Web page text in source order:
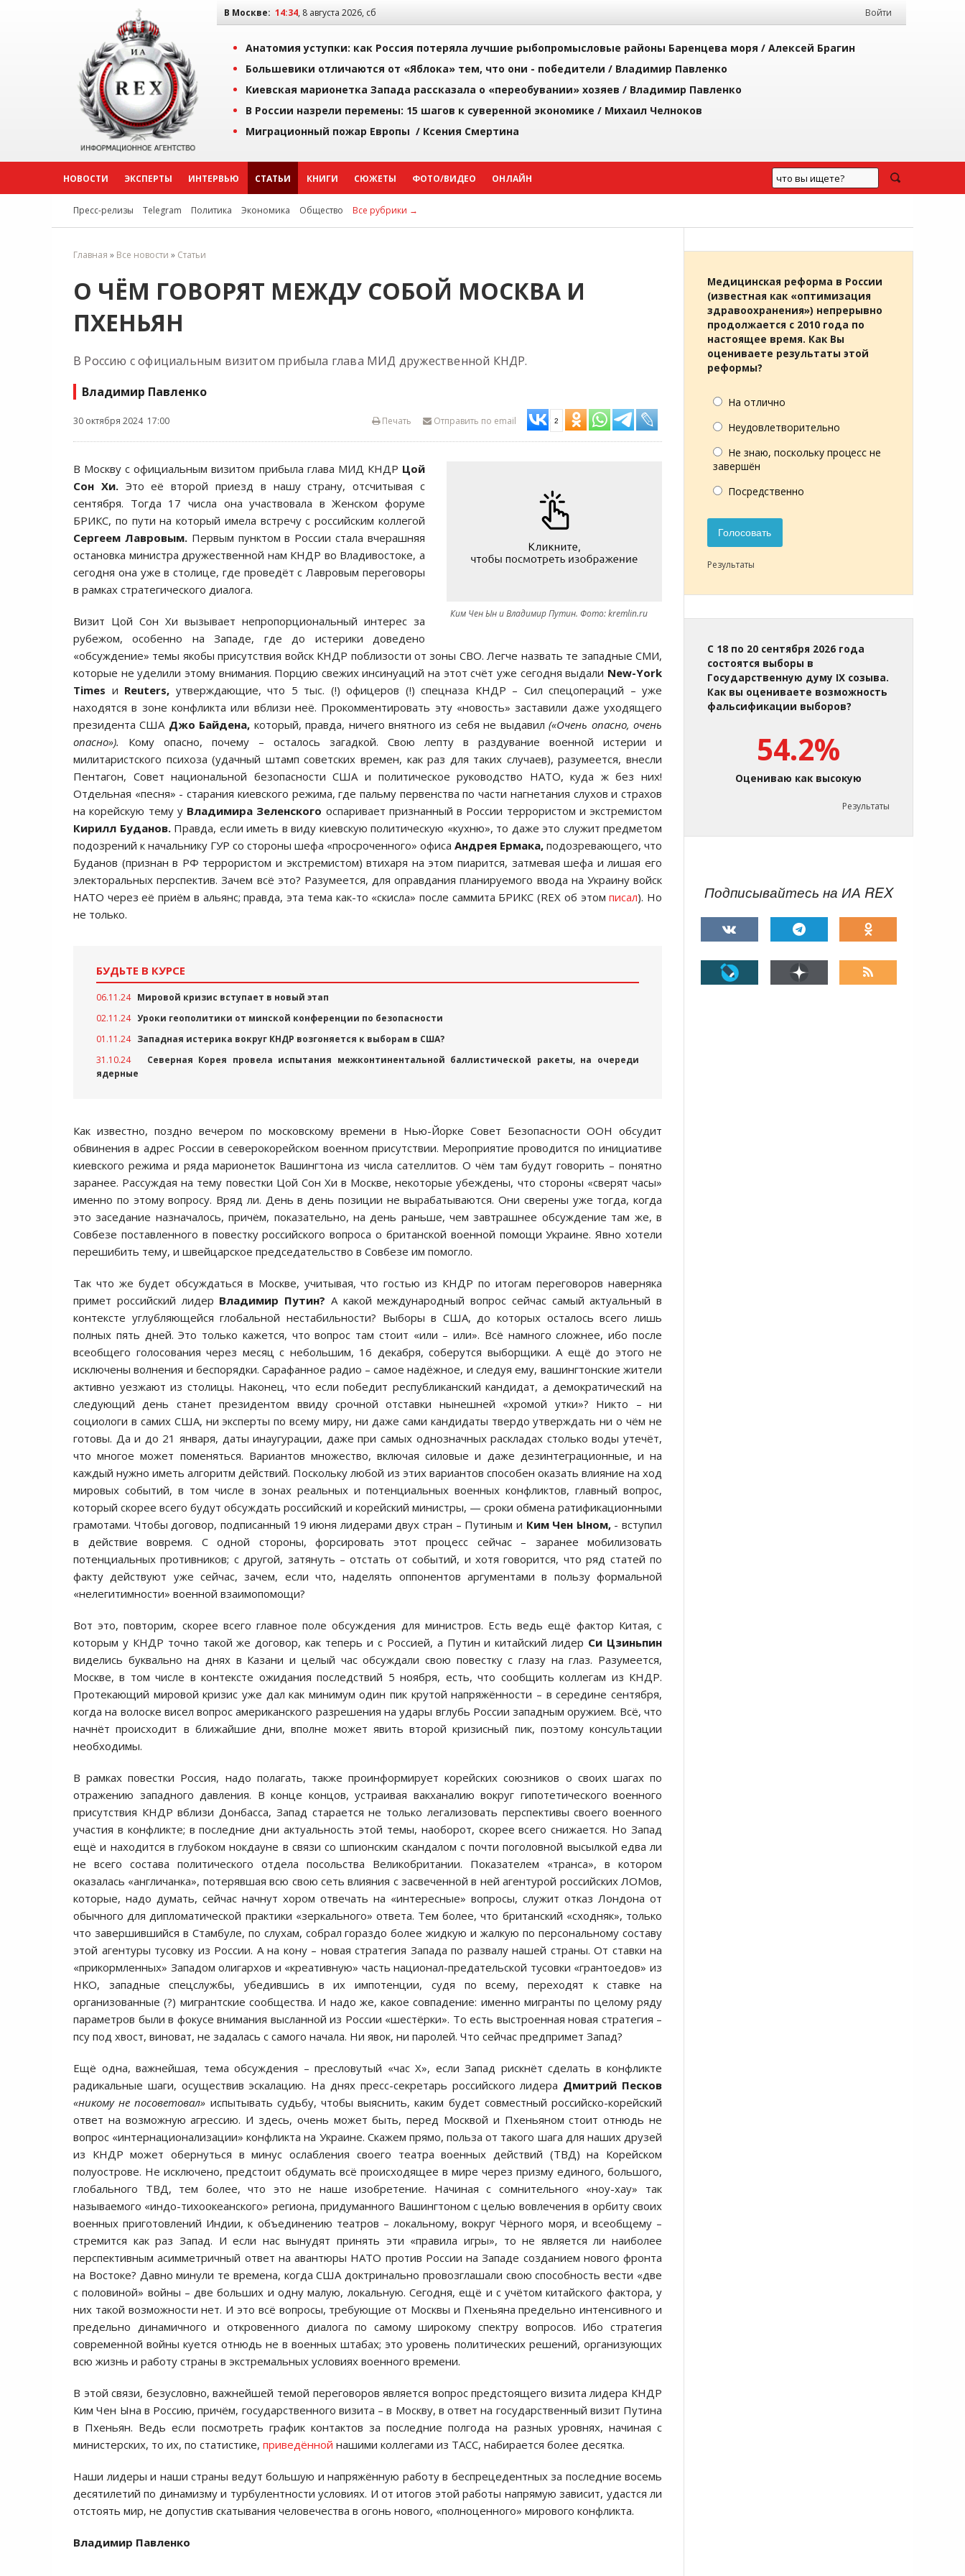
В Москве: 14:34, 8 августа 2026, сб Войти
Анатомия уступки: как Россия потеряла лучшие рыбопромысловые районы Баренцева моря / Алексей Брагин
Большевики отличаются от «Яблока» тем, что они - победители / Владимир Павленко
Киевская марионетка Запада рассказала о «переобувании» хозяев / Владимир Павленко
В России назрели перемены: 15 шагов к суверенной экономике / Михаил Челноков
Миграционный пожар Европы / Ксения Смертина
НОВОСТИ ЭКСПЕРТЫ ИНТЕРВЬЮ СТАТЬИ КНИГИ СЮЖЕТЫ ФОТО/ВИДЕО ОНЛАЙН
Пресс-релизы Telegram Политика Экономика Общество Все рубрики →
Главная » Все новости » Статьи
О ЧЁМ ГОВОРЯТ МЕЖДУ СОБОЙ МОСКВА И
ПХЕНЬЯН
В Россию с официальным визитом прибыла глава МИД дружественной КНДР.
Владимир Павленко
30 октября 2024 17:00 Отправить по email 2
Печать
Ким Чен Ын и Владимир Путин. Фото: kremlin.ru
В Москву с официальным визитом прибыла глава МИД КНДР Цой
Сон Хи.Это её второй приезд в нашу страну, отсчитывая с
сентября. Тогда 17 числа она участвовала в Женском форуме
БРИКС, по пути на который имела встречу с российским коллегой
Сергеем Лавровым.Первым пунктом в России стала вчерашняя
остановка министра дружественной нам КНДР во Владивостоке, а
сегодня она уже в столице, где проведёт с Лавровым переговоры
в рамках стратегического диалога.
Визит Цой Сон Хи вызывает непропорциональный интерес за
рубежом, особенно на Западе, где до истерики доведено
«обсуждение» темы якобы присутствия войск КНДР поблизости от зоны СВО. Легче назвать те западные СМИ,
которые не уделили этому внимания. Порцию свежих инсинуаций на этот счёт уже сегодня выдали New-York
Times и Reuters, утверждающие, что 5 тыс. (!) офицеров (!) спецназа КНДР – Сил спецопераций – уже
находятся в зоне конфликта или вблизи неё. Прокомментировать эту «новость» заставили даже уходящего
президента США Джо Байдена, который, правда, ничего внятного из себя не выдавил(«Очень опасно, очень
опасно»). Кому опасно, почему – осталось загадкой. Свою лепту в раздувание военной истерии и
милитаристского психоза (удачный штамп советских времен, как раз для таких случаев), разумеется, внесли
Пентагон, Совет национальной безопасности США и политическое руководство НАТО, куда ж без них!
Отдельная «песня» - старания киевского режима, где пальму первенства по части нагнетания слухов и страхов
на корейскую тему у Владимира Зеленского оспаривает признанный в России террористом и экстремистом
Кирилл Буданов.Правда, если иметь в виду киевскую политическую «кухню», то даже это служит предметом
подозрений к начальнику ГУР со стороны шефа «просроченного» офиса Андрея Ермака, подозревающего, что
Буданов (признан в РФ террористом и экстремистом) втихаря на этом пиарится, затмевая шефа и лишая его
электоральных перспектив. Зачем всё это? Разумеется, для оправдания планируемого ввода на Украину войск
НАТО через её приём в альянс; правда, эта тема как-то «скисла» после саммита БРИКС (REX об этомписал). Но
не только.
БУДЬТЕ В КУРСЕ
06.11.24 Мировой кризис вступает в новый этап
02.11.24 Уроки геополитики от минской конференции по безопасности
01.11.24 Западная истерика вокруг КНДР возгоняется к выборам в США?
31.10.24
Северная Корея провела испытания межконтинентальной баллистической ракеты, на очереди
ядерные
Как известно, поздно вечером по московскому времени в Нью-Йорке Совет Безопасности ООН обсудит
обвинения в адрес России в северокорейском военном присутствии. Мероприятие проводится по инициативе
киевского режима и ряда марионеток Вашингтона из числа сателлитов. О чём там будут говорить – понятно
заранее. Рассуждая на тему повестки Цой Сон Хи в Москве, некоторые убеждены, что стороны «сверят часы»
именно по этому вопросу. Вряд ли. День в день позиции не вырабатываются. Они сверены уже тогда, когда
это заседание назначалось, причём, показательно, на день раньше, чем завтрашнее обсуждение там же, в
Совбезе поставленного в повестку российского вопроса о британской военной помощи Украине. Явно хотели
перешибить тему, и швейцарское председательство в Совбезе им помогло.
Так что же будет обсуждаться в Москве, учитывая, что гостью из КНДР по итогам переговоров наверняка
примет российский лидер Владимир Путин? А какой международный вопрос сейчас самый актуальный в
контексте углубляющейся глобальной нестабильности? Выборы в США, до которых осталось всего лишь
полных пять дней. Это только кажется, что вопрос там стоит «или – или». Всё намного сложнее, ибо после
всеобщего голосования через месяц с небольшим, 16 декабря, соберутся выборщики. А ещё до этого не
исключены волнения и беспорядки. Сарафанное радио – самое надёжное, и следуя ему, вашингтонские жители
активно уезжают из столицы. Наконец, что если победит республиканский кандидат, а демократический на
следующий день станет президентом ввиду срочной отставки нынешней «хромой утки»? Никто – ни
социологи в самих США, ни эксперты по всему миру, ни даже сами кандидаты твердо утверждать ни о чём не
готовы. Да и до 21 января, даты инаугурации, даже при самых однозначных раскладах столько воды утечёт,
что многое может поменяться. Вариантов множество, включая силовые и даже дезинтеграционные, и на
каждый нужно иметь алгоритм действий. Поскольку любой из этих вариантов способен оказать влияние на ход
мировых событий, в том числе в зонах реальных и потенциальных военных конфликтов, главный вопрос,
который скорее всего будут обсуждать российский и корейский министры, — сроки обмена ратификационными
грамотами. Чтобы договор, подписанный 19 июня лидерами двух стран – Путиным и Ким Чен Ыном,- вступил
в действие вовремя. С одной стороны, форсировать этот процесс сейчас – заранее мобилизовать
потенциальных противников; с другой, затянуть – отстать от событий, и хотя говорится, что ряд статей по
факту действуют уже сейчас, зачем, если что, наделять оппонентов аргументами в пользу формальной
«нелегитимности» военной взаимопомощи?
Вот это, повторим, скорее всего главное поле обсуждения для министров. Есть ведь ещё фактор Китая, с
которым у КНДР точно такой же договор, как теперь и с Россией, а Путин и китайский лидер Си Цзиньпин
виделись буквально на днях в Казани и целый час обсуждали свою повестку с глазу на глаз. Разумеется,
Москве, в том числе в контексте ожидания последствий 5 ноября, есть, что сообщить коллегам из КНДР.
Протекающий мировой кризис уже дал как минимум один пик крутой напряжённости – в середине сентября,
когда на волоске висел вопрос американского разрешения на удары вглубь России западным оружием. Всё, что
начнёт происходит в ближайшие дни, вполне может явить второй кризисный пик, поэтому консультации
необходимы.
В рамках повестки Россия, надо полагать, также проинформирует корейских союзников о своих шагах по
отражению западного давления. В конце концов, устраивая вакханалию вокруг гипотетического военного
присутствия КНДР вблизи Донбасса, Запад старается не только легализовать перспективы своего военного
участия в конфликте; в последние дни актуальность этой темы, наоборот, скорее всего снижается. Но Запад
ещё и находится в глубоком нокдауне в связи со шпионским скандалом с почти поголовной высылкой едва ли
не всего состава политического отдела посольства Великобритании. Показателем «транса», в котором
оказалась «англичанка», потерявшая всю свою сеть влияния с засвеченной в ней агентурой российских ЛОМов,
которые, надо думать, сейчас начнут хором отвечать на «интересные» вопросы, служит отказ Лондона от
обычного для дипломатической практики «зеркального» ответа. Тем более, что британский «сходняк», только
что завершившийся в Стамбуле, по слухам, собрал гораздо более жидкую и жалкую по персональному составу
этой агентуры тусовку из России. А на кону – новая стратегия Запада по развалу нашей страны. От ставки на
«прикормленных» Западом олигархов и «креативную» часть национал-предательской тусовки «грантоедов» из
НКО, западные спецслужбы, убедившись в их импотенции, судя по всему, переходят к ставке на
организованные (?) мигрантские сообщества. И надо же, какое совпадение: именно мигранты по целому ряду
параметров были в фокусе внимания высланной из России «шестёрки». То есть выстроенная новая стратегия –
псу под хвост, виноват, не задалась с самого начала. Ни явок, ни паролей. Что сейчас предпримет Запад?
Ещё одна, важнейшая, тема обсуждения – пресловутый «час X», если Запад рискнёт сделать в конфликте
радикальные шаги, осуществив эскалацию. На днях пресс-секретарь российского лидера Дмитрий Песков
«никому не посоветовал» испытывать судьбу, чтобы выяснить, каким будет совместный российско-корейский
ответ на возможную агрессию. И здесь, очень может быть, перед Москвой и Пхеньяном стоит отнюдь не
вопрос «интернационализации» конфликта на Украине. Скажем прямо, польза от такого шага для наших друзей
из КНДР может обернуться в минус ослабления своего театра военных действий (ТВД) на Корейском
полуострове. Не исключено, предстоит обдумать всё происходящее в мире через призму единого, большого,
глобального ТВД, тем более, что это не наше изобретение. Начиная с сомнительного «ноу-хау» так
называемого «индо-тихоокеанского» региона, придуманного Вашингтоном с целью вовлечения в орбиту своих
военных приготовлений Индии, к объединению театров – локальному, вокруг Чёрного моря, и всеобщему –
стремится как раз Запад. И если нас вынудят принять эти «правила игры», то не является ли наиболее
перспективным асимметричный ответ на авантюры НАТО против России на Западе созданием нового фронта
на Востоке? Давно минули те времена, когда США доктринально провозглашали свою способность вести «две
с половиной» войны – две больших и одну малую, локальную. Сегодня, ещё и с учётом китайского фактора, у
них такой возможности нет. И это всё вопросы, требующие от Москвы и Пхеньяна предельно интенсивного и
предельно динамичного и откровенного диалога по самому широкому спектру вопросов. Ибо стратегия
современной войны куется отнюдь не в военных штабах; это уровень политических решений, организующих
всю жизнь и работу страны в экстремальных условиях военного времени.
В этой связи, безусловно, важнейшей темой переговоров является вопрос предстоящего визита лидера КНДР
Ким Чен Ына в Россию, причём, государственного визита – в Москву, в ответ на государственный визит Путина
в Пхеньян. Ведь если посмотреть график контактов за последние полгода на разных уровнях, начиная с
министерских, то их, по статистике, приведённой нашими коллегами из ТАСС, набирается более десятка.
Наши лидеры и наши страны ведут большую и напряжённую работу в беспрецедентных за последние восемь
десятилетий по динамизму и турбулентности условиях. И от итогов этой работы напрямую зависит, удастся ли
отстоять мир, не допустив скатывания человечества в огонь нового, «полноценного» мирового конфликта.
Владимир Павленко
Медицинская реформа в России
(известная как «оптимизация
здравоохранения») непрерывно
продолжается с 2010 года по
настоящее время. Как Вы
оцениваете результаты этой
реформы?
На отлично
Неудовлетворительно
Не знаю, поскольку процесс не
завершён
Посредственно
Голосовать
Результаты
С 18 по 20 сентября 2026 года
состоятся выборы в
Государственную думу IX созыва.
Как вы оцениваете возможность
фальсификации выборов?
54.2%
Оцениваю как высокую
Результаты
Подписывайтесь на ИА REX